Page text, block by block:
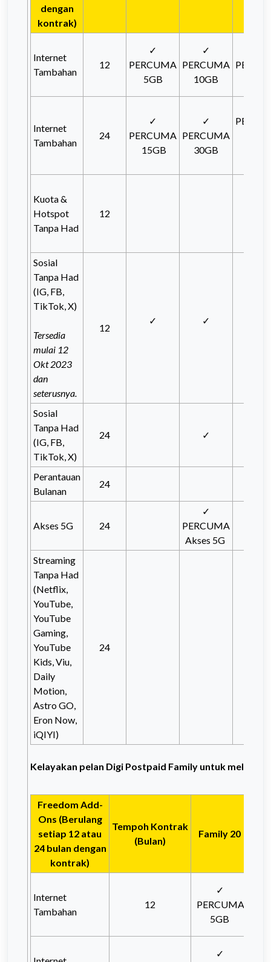
dengan
kontrak)
Internet
Tambahan
12
✓
PERCUMA
5GB
✓
PERCUMA
10GB
Internet
Tambahan
24
✓
PERCUMA
15GB
✓
PERCUMA
30GB
Kuota &
Hotspot
Tanpa Had
12
Sosial
Tanpa Had
(IG, FB,
TikTok, X)
Tersedia
mulai 12
Okt 2023
dan
seterusnya.
12
✓ ✓
Sosial
Tanpa Had
(IG, FB,
TikTok, X)
24 ✓
Perantauan
Bulanan
24
Akses 5G 24
✓
PERCUMA
Akses 5G
Streaming
Tanpa Had
(Netflix,
YouTube,
YouTube
Gaming,
YouTube
Kids, Viu,
Daily
Motion,
Astro GO,
Eron Now,
iQIYI)
24
Kelayakan pelan Digi Postpaid Family untuk
Freedom Add-
Ons (Berulang
setiap 12 atau
24 bulan dengan
kontrak)
Tempoh Kontrak
(Bulan)
Family 20
Internet
Tambahan
12
✓
PERCUMA
5GB
✓